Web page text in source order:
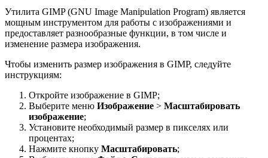
Утилита GIMP (GNU Image Manipulation Program) является
мощным инструментом для работы с изображениями и
предоставляет разнообразные функции, в том числе и
изменение размера изображения.
Чтобы изменить размер изображения в GIMP, следуйте
инструкциям:
Откройте изображение в GIMP;
Выберите меню Изображение > Масштабировать
изображение;
Установите необходимый размер в пикселях или
процентах;
Нажмите кнопку Масштабировать;